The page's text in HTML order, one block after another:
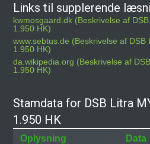
Links til supplerende
kwmosgaard.dk (Beskrivelse af
1.950 HK)
www.sebtus.de (Beskrivelse af
1.950 HK)
da.wikipedia.org (Beskrivelse af
1.950 HK)
Stamdata for DSB Litra
1.950 HK
Oplysning
Data